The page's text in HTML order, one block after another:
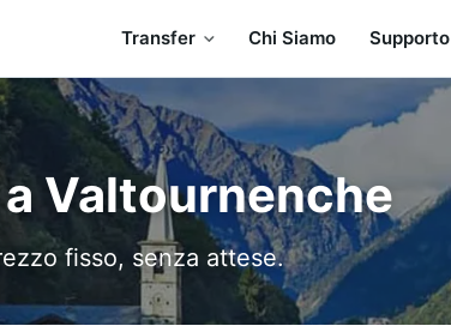
Transfer Chi Siamo Supporto
Valtournenche
fisso, senza attese.